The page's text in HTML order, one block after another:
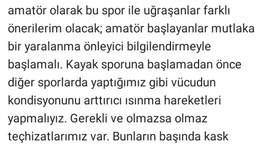
amatör olarak bu spor ile uğraşanlar farklı
önerilerim olacak; amatör başlayanlar mutlaka
bir yaralanma önleyici bilgilendirmeyle
başlamalı. Kayak sporuna başlamadan önce
diğer sporlarda yaptığımız gibi vücudun
kondisyonunu arttırıcı ısınma hareketleri
yapmalıyız. Gerekli ve olmazsa olmaz
teçhizatlarımız var. Bunların başında kask